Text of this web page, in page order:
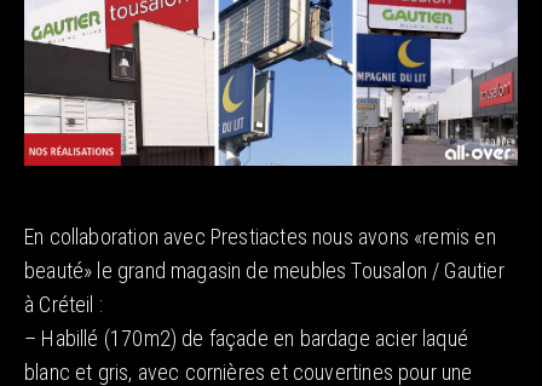
En collaboration avec Prestiactes nous avons «remis en
beauté» le grand magasin de meubles Tousalon / Gautier
à Créteil :
– Habillé (170m2) de façade en bardage acier laqué
blanc et gris, avec cornières et couvertines pour une